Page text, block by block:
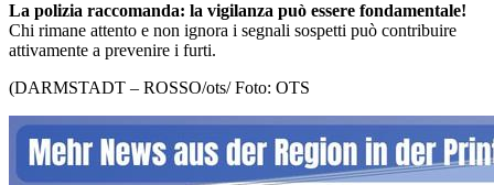
La polizia raccomanda: la vigilanza può essere fondamentale!
Chi rimane attento e non ignora i segnali sospetti può contribuire
attivamente a prevenire i furti.
(DARMSTADT – ROSSO/ots/ Foto: OTS